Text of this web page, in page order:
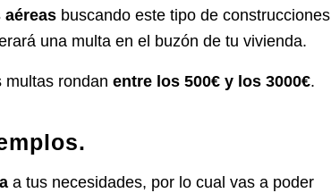
buscando este tipo de construcciones
una multa en el buzón de tu vivienda.
multas rondan entre los 500€ y los 3000€.
a tus necesidades, por lo cual vas a poder